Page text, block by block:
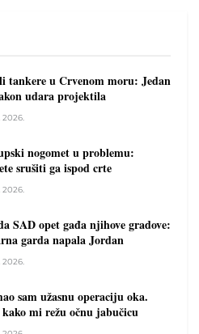
tankere u Crvenom moru: Jedan
udara projektila
2026.
nogomet u problemu:
srušiti ga ispod crte
2026.
SAD opet gađa njihove gradove:
garda napala Jordan
2026.
sam užasnu operaciju oka.
kako mi režu očnu jabučicu